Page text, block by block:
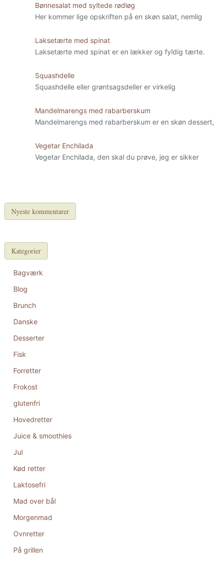
Bønnesalat med syltede rødløg
Her kommer lige opskriften på en skøn salat, nemlig
Laksetærte med spinat
Laksetærte med spinat er en lækker og fyldig tærte.
Squashdelle
Squashdelle eller grøntsagsdeller er virkelig
Mandelmarengs med rabarberskum
Mandelmarengs med rabarberskum er en skøn dessert,
Vegetar Enchilada
Vegetar Enchilada, den skal du prøve, jeg er sikker
Nyeste kommentarer
Kategorier
Bagværk
Blog
Brunch
Danske
Desserter
Fisk
Forretter
Frokost
glutenfri
Hovedretter
Juice & smoothies
Jul
Kød retter
Laktosefri
Mad over bål
Morgenmad
Ovnretter
På grillen